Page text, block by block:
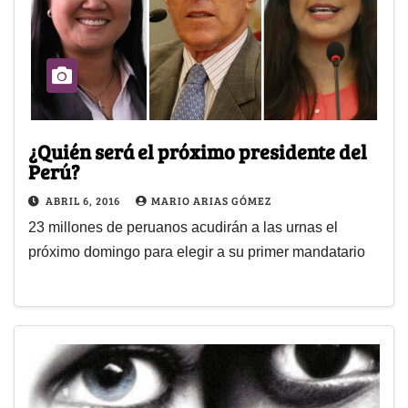
¿Quién será el próximo presidente del
Perú?
ABRIL 6, 2016 MARIO ARIAS GÓMEZ
23 millones de peruanos acudirán a las urnas el
próximo domingo para elegir a su primer mandatario